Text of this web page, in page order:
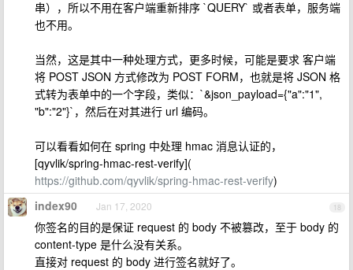
串），所以不用在客户端重新排序 `QUERY` 或者表单，服务端
也不用。
当然，这是其中一种处理方式，更多时候，可能是要求 客户端
将 POST JSON 方式修改为 POST FORM，也就是将 JSON 格
式转为表单中的一个字段，类似：`&json_payload={"a":"1",
"b":"2"}`，然后在对其进行 url 编码。
可以看看如何在 spring 中处理 hmac 消息认证的，
[qyvlik/spring-hmac-rest-verify](
https://github.com/qyvlik/spring-hmac-rest-verify)
18
index90 Jan 17, 2020
你签名的目的是保证 request 的 body 不被篡改，至于 body 的
content-type 是什么没有关系。
直接对 request 的 body 进行签名就好了。